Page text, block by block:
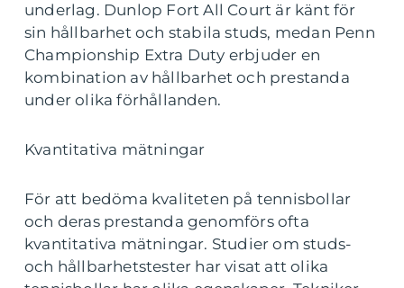
underlag. Dunlop Fort All Court är känt för
sin hållbarhet och stabila studs, medan Penn
Championship Extra Duty erbjuder en
kombination av hållbarhet och prestanda
under olika förhållanden.
Kvantitativa mätningar
För att bedöma kvaliteten på tennisbollar
och deras prestanda genomförs ofta
kvantitativa mätningar. Studier om studs-
och hållbarhetstester har visat att olika